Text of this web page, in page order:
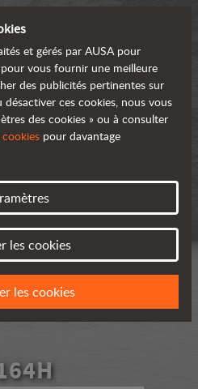
et gérés par AUSA pour
vous fournir une meilleure
des publicités pertinentes sur
ces cookies, nous vous
des cookies » ou à consulter
pour davantage
les cookies
les cookies